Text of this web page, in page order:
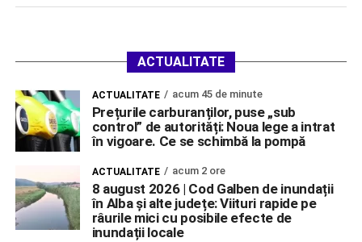
ACTUALITATE
ACTUALITATE acum 45 de minute
Prețurile carburanților, puse „sub
control” de autorități: Noua lege a intrat
în vigoare. Ce se schimbă la pompă
ACTUALITATE acum 2 ore
8 august 2026 | Cod Galben de inundații
în Alba și alte județe: Viituri rapide pe
râurile mici cu posibile efecte de
inundații locale